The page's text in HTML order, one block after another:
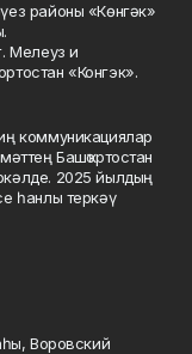
районы «Көнгәк»
Мелеуз и
«Конгэк».
коммуникациялар
Башҡортостан
2025 йылдың
һанлы теркәү
Воровский